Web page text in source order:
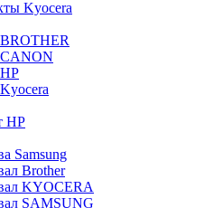
Kyocera
НР
Samsung
Brother
KYOCERA
SAMSUNG